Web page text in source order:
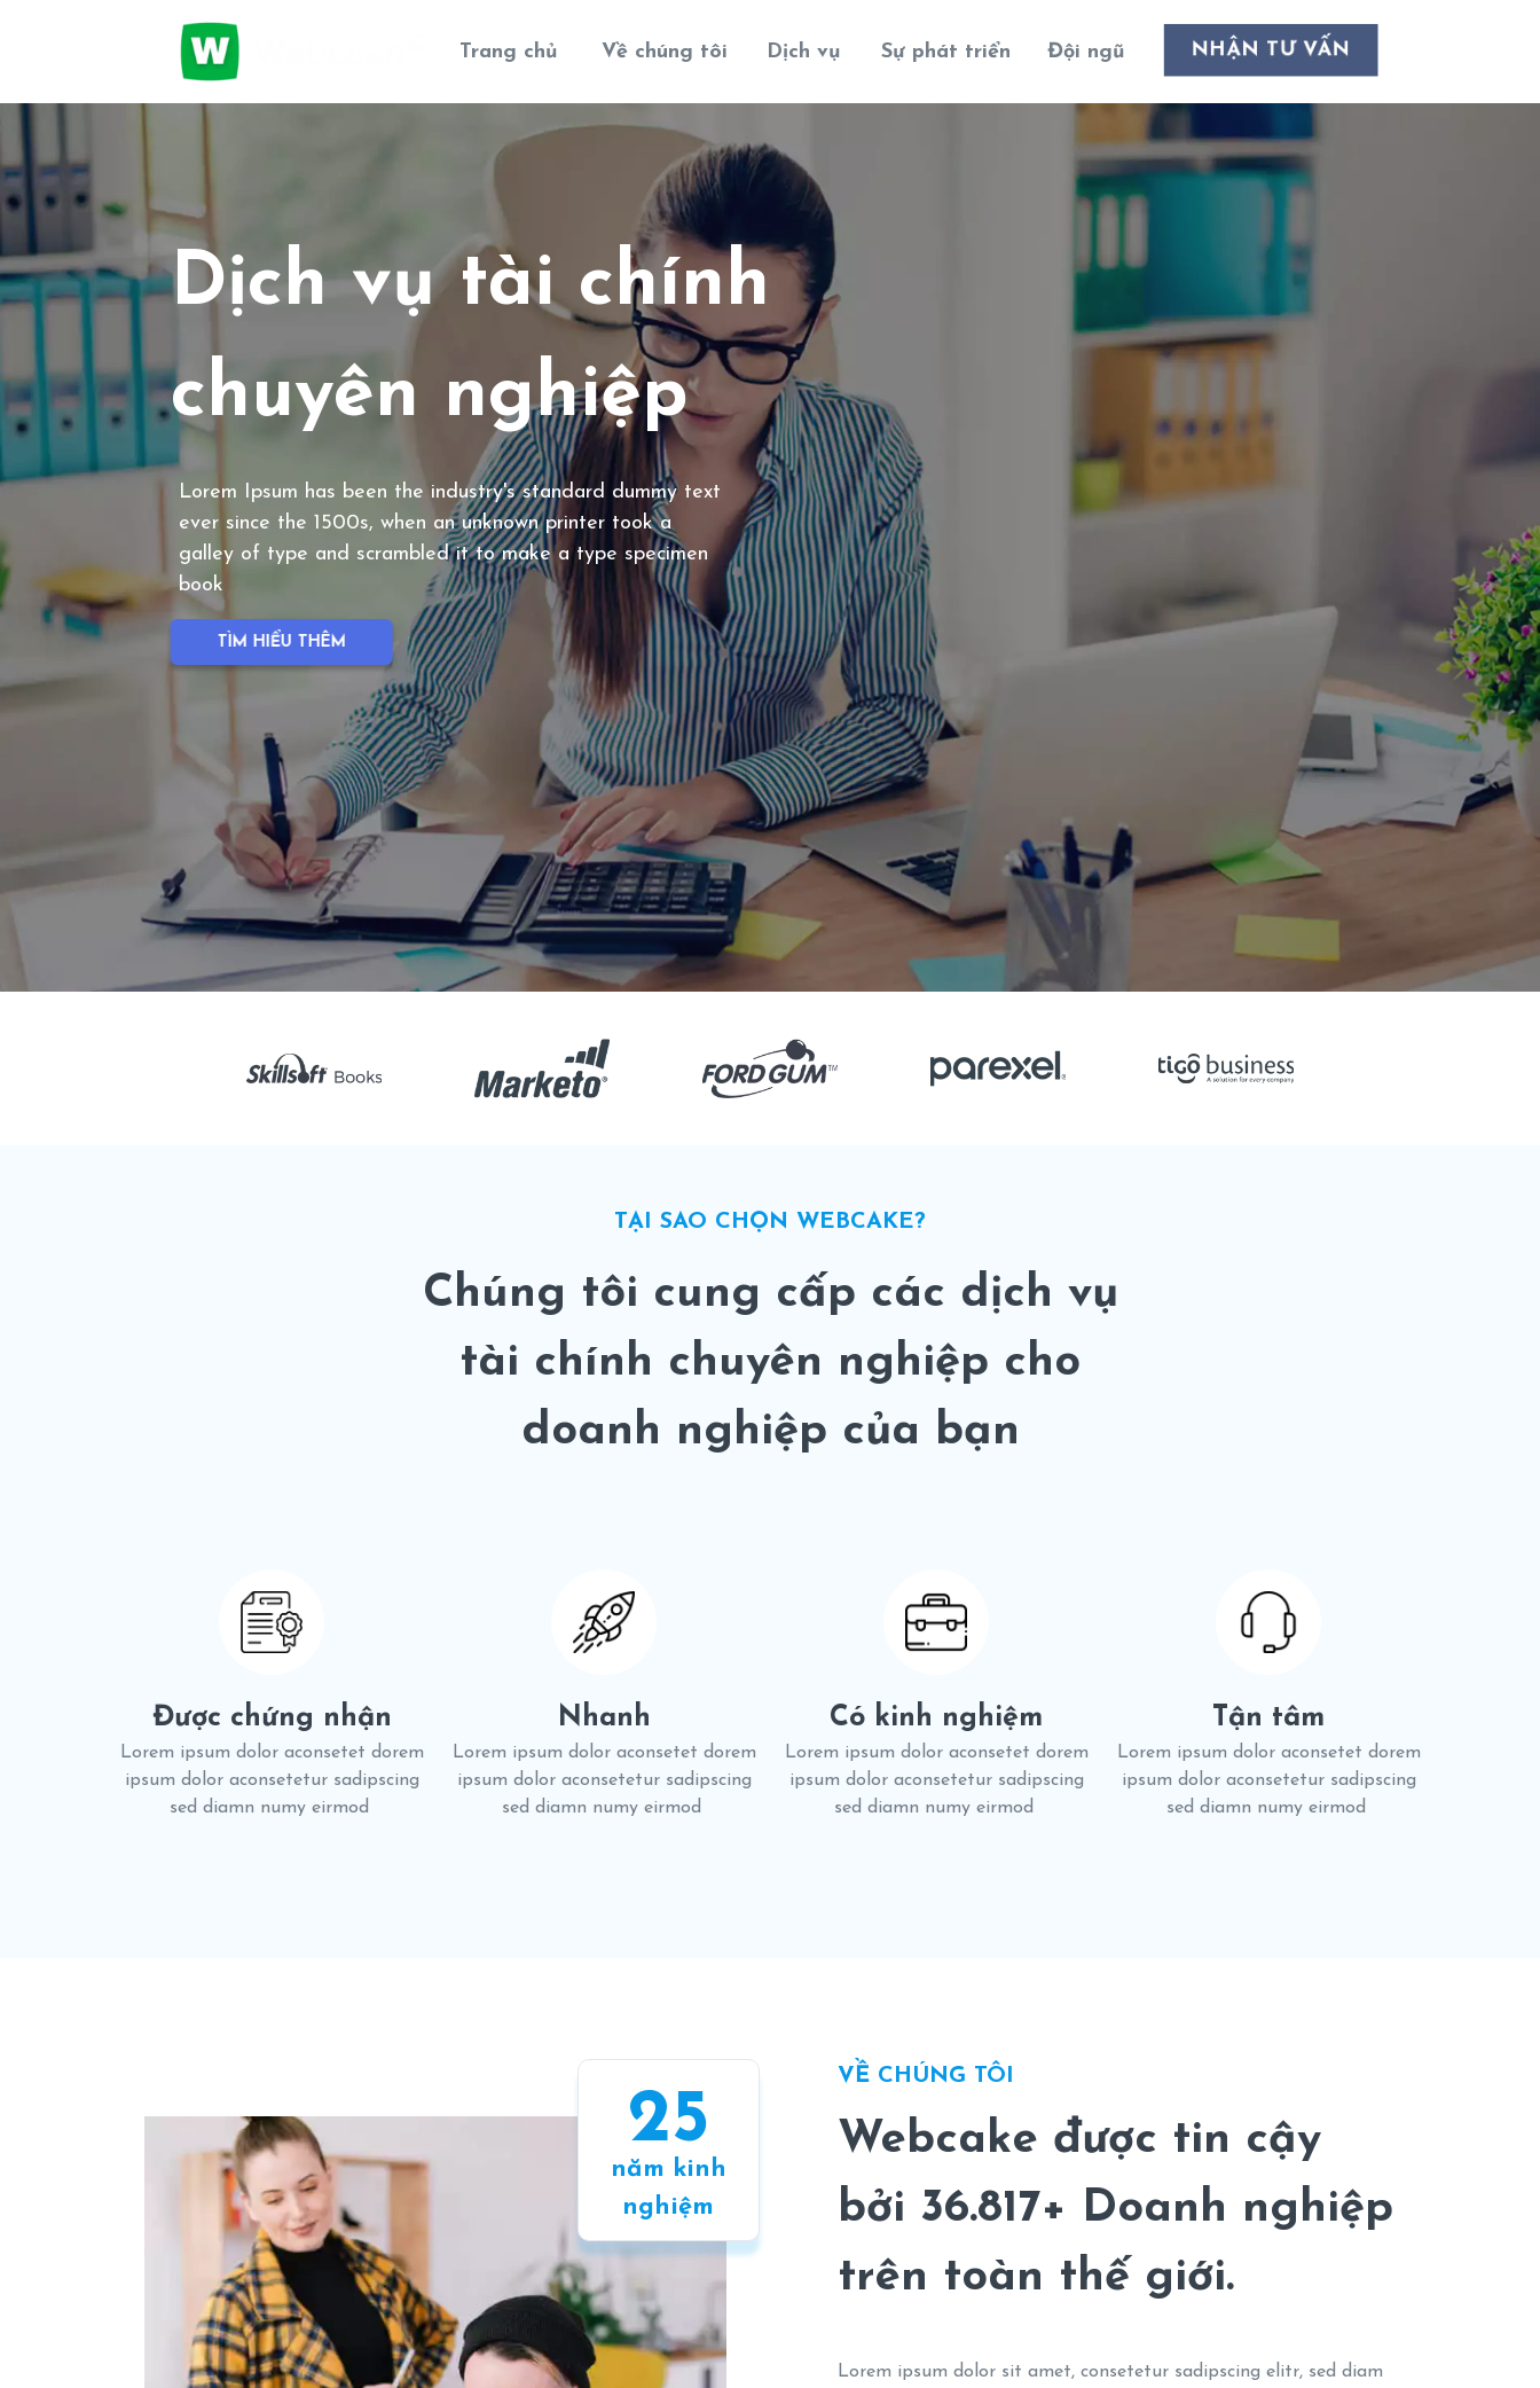
NHẬN TƯ VẤN
Trang chủ Dịch vụ Sự phát triển Đội ngũ
Về chúng tôi
Dịch vụ tài chính
chuyên nghiệp
Lorem Ipsum has been the industry's standard dummy text
ever since the 1500s, when an unknown printer took a
galley of type and scrambled it to make a type specimen
book
TÌM HIỂU THÊM
TẠI SAO CHỌN WEBCAKE?
Chúng tôi cung cấp các dịch vụ
tài chính chuyên nghiệp cho
doanh nghiệp của bạn
Được chứng nhận
Lorem ipsum dolor aconsetet dorem
ipsum dolor aconsetetur sadipscing
sed diamn numy eirmod
Nhanh
Lorem ipsum dolor aconsetet dorem
ipsum dolor aconsetetur sadipscing
sed diamn numy eirmod
Có kinh nghiệm
Lorem ipsum dolor aconsetet dorem
ipsum dolor aconsetetur sadipscing
sed diamn numy eirmod
Tận tâm
Lorem ipsum dolor aconsetet dorem
ipsum dolor aconsetetur sadipscing
sed diamn numy eirmod
25
năm kinh
nghiệm
VỀ CHÚNG TÔI
Webcake được tin cậy
bởi 36.817+ Doanh nghiệp
trên toàn thế giới.
Lorem ipsum dolor sit amet, consetetur sadipscing elitr, sed diam